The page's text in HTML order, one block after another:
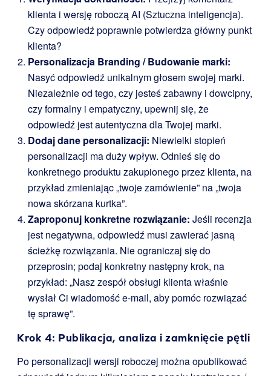
klienta i wersję roboczą AI (Sztuczna inteligencja).
Czy odpowiedź poprawnie potwierdza główny punkt
klienta?
Personalizacja Branding / Budowanie marki:
Nasyć odpowiedź unikalnym głosem swojej marki.
Niezależnie od tego, czy jesteś zabawny i dowcipny,
czy formalny i empatyczny, upewnij się, że
odpowiedź jest autentyczna dla Twojej marki.
Dodaj dane personalizacji: Niewielki stopień
personalizacji ma duży wpływ. Odnieś się do
konkretnego produktu zakupionego przez klienta, na
przykład zmieniając „twoje zamówienie” na „twoja
nowa skórzana kurtka”.
Zaproponuj konkretne rozwiązanie: Jeśli recenzja
jest negatywna, odpowiedź musi zawierać jasną
ścieżkę rozwiązania. Nie ograniczaj się do
przeprosin; podaj konkretny następny krok, na
przykład: „Nasz zespół obsługi klienta właśnie
wysłał Ci wiadomość e-mail, aby pomóc rozwiązać
tę sprawę”.
Krok 4: Publikacja, analiza i zamknięcie pętli
Po personalizacji wersji roboczej można opublikować